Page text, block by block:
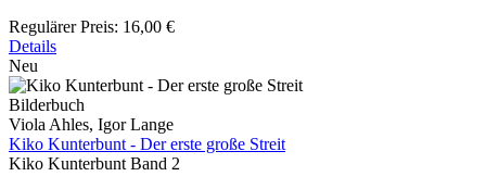
Regulärer Preis: 16,00 €
Details
Neu
Bilderbuch
Viola Ahles, Igor Lange
Kiko Kunterbunt - Der erste große Streit
Kiko Kunterbunt Band 2